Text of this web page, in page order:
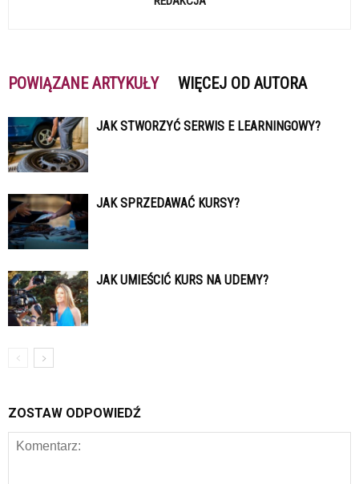
POWIĄZANE ARTYKUŁY WIĘCEJ OD AUTORA
JAK STWORZYĆ SERWIS E LEARNINGOWY?
JAK SPRZEDAWAĆ KURSY?
JAK UMIEŚCIĆ KURS NA UDEMY?
ZOSTAW ODPOWIEDŹ